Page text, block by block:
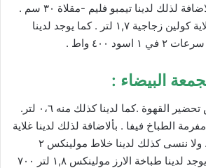
مقاس ٢٠ /٢٦ سم . بألاضافة لذلك لدينا تيمبو فليم -مقلاة ٣٠ سم .
ولا ننسى كذلك لدينا غلاية كولين زجاجية ١,٧ لتر . كما يوجد لدينا
البيضاء :
كذلك يوجد لدينا فليبس تحضير القهوة .كما لدينا كذلك منه ٠،٦ لتر.
الطباخ فيفا . بألاضافة لذلك لدينا غلاية
تيفال بلاستيك ١,٧ لتر . ولا ننسى كذلك لدينا خلاط مولينكس ٢
مطحنة ٤٥٠ وات . كما يوجد لدينا طباخة الارز مولينكس ١,٨ لتر ٧٠٠